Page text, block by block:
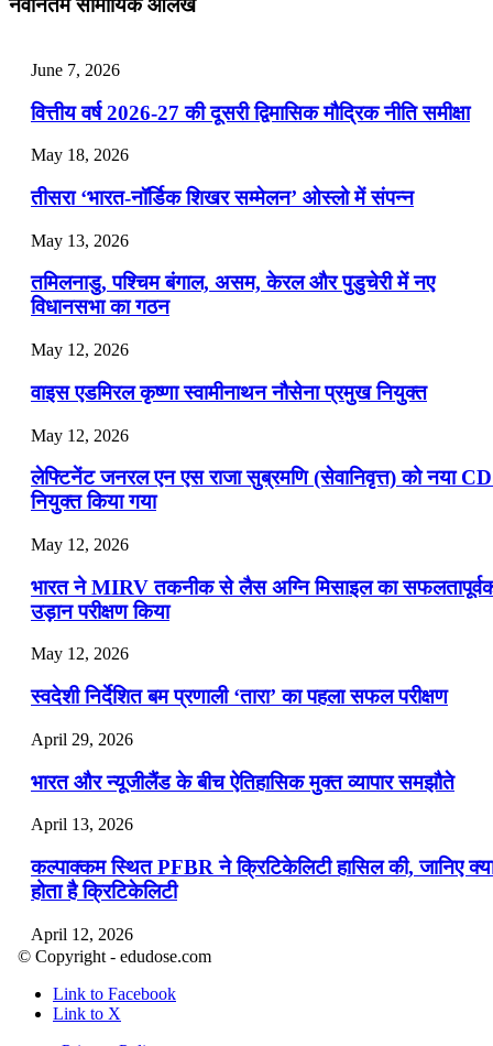
July 22, 2026
📝 डेली करेंट अफेयर्स: 19-21 जुलाई 2026
July 19, 2026
📝 डेली करेंट अफेयर्स: 16-18 जुलाई 2026
July 16, 2026
📝 डेली करेंट अफेयर्स: 13-15 जुलाई 2026
नवीनतम सामायिक आलेख
June 7, 2026
वित्तीय वर्ष 2026-27 की दूसरी द्विमासिक मौद्रिक नीति समीक्षा
May 18, 2026
तीसरा ‘भारत-नॉर्डिक शिखर सम्मेलन’ ओस्लो में संपन्न
May 13, 2026
तमिलनाडु, पश्चिम बंगाल, असम, केरल और पुडुचेरी में नए
विधानसभा का गठन
May 12, 2026
वाइस एडमिरल कृष्णा स्वामीनाथन नौसेना प्रमुख नियुक्त
May 12, 2026
लेफ्टिनेंट जनरल एन एस राजा सुब्रमणि (सेवानिवृत्त) को नया
नियुक्त किया गया
May 12, 2026
भारत ने MIRV तकनीक से लैस अग्नि मिसाइल का
उड़ान परीक्षण किया
May 12, 2026
स्वदेशी निर्देशित बम प्रणाली ‘तारा’ का पहला सफल परीक्षण
April 29, 2026
भारत और न्यूजीलैंड के बीच ऐतिहासिक मुक्त व्यापार समझौते
April 13, 2026
कल्पाक्कम स्थित PFBR ने क्रिटिकेलिटी हासिल की, जानिए
होता है क्रिटिकेलिटी
April 12, 2026
April 9, 2026
© Copyright - edudose.com
Link to Facebook
Link to X